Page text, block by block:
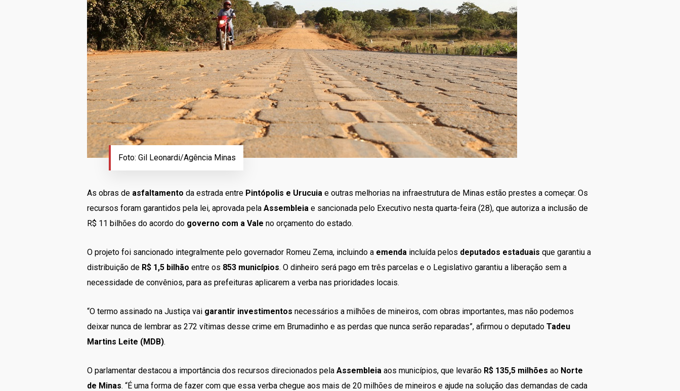
Foto: Gil Leonardi/Agência Minas
As obras de asfaltamento da estrada entre Pintópolis e Urucuia e outras melhorias na infraestrutura de Minas estão prestes a começar. Os
recursos foram garantidos pela lei, aprovada pela Assembleia e sancionada pelo Executivo nesta quarta-feira (28), que autoriza a inclusão de
R$ 11 bilhões do acordo do governo com a Vale no orçamento do estado.
O projeto foi sancionado integralmente pelo governador Romeu Zema, incluindo a emenda incluída pelos deputados estaduais que garantiu a
distribuição de R$ 1,5 bilhão entre os 853 municípios. O dinheiro será pago em três parcelas e o Legislativo garantiu a liberação sem a
necessidade de convênios, para as prefeituras aplicarem a verba nas prioridades locais.
“O termo assinado na Justiça vai garantir investimentos necessários a milhões de mineiros, com obras importantes, mas não podemos
deixar nunca de lembrar as 272 vítimas desse crime em Brumadinho e as perdas que nunca serão reparadas”, afirmou o deputado Tadeu
Martins Leite (MDB).
O parlamentar destacou a importância dos recursos direcionados pela Assembleia aos municípios, que levarão R$ 135,5 milhões ao Norte
de Minas. “É uma forma de fazer com que essa verba chegue aos mais de 20 milhões de mineiros e ajude na solução das demandas de cada